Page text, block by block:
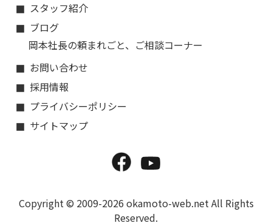
スタッフ紹介
ブログ
岡本社長の頼まれごと、ご相談コーナー
お問い合わせ
採用情報
プライバシーポリシー
サイトマップ
Copyright © 2009-2026 okamoto-web.net All Rights
Reserved.